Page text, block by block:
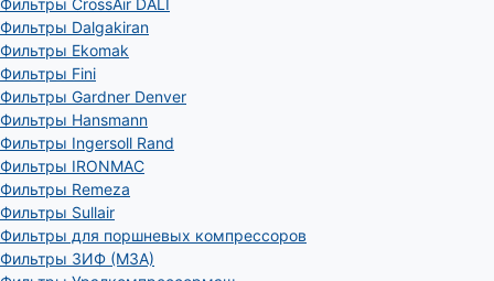
Фильтры CrossAir DALI
Фильтры Dalgakiran
Фильтры Ekomak
Фильтры Fini
Фильтры Gardner Denver
Фильтры Hansmann
Фильтры Ingersoll Rand
Фильтры IRONMAC
Фильтры Remeza
Фильтры Sullair
Фильтры для поршневых компрессоров
Фильтры ЗИФ (МЗА)